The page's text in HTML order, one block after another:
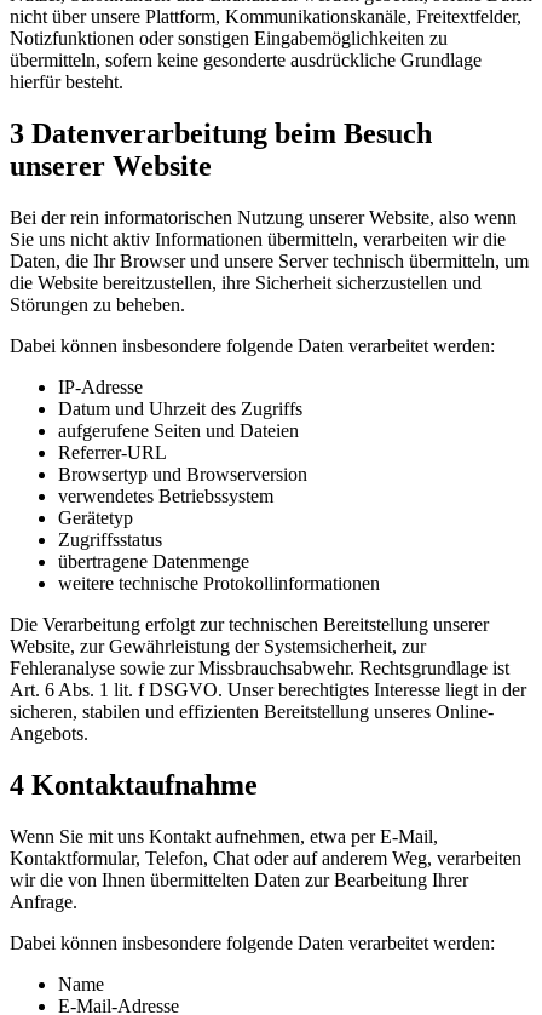
nicht über unsere Plattform, Kommunikationskanäle, Freitextfelder,
Notizfunktionen oder sonstigen Eingabemöglichkeiten zu
übermitteln, sofern keine gesonderte ausdrückliche Grundlage
hierfür besteht.
3 Datenverarbeitung beim Besuch
unserer Website
Bei der rein informatorischen Nutzung unserer Website, also wenn
Sie uns nicht aktiv Informationen übermitteln, verarbeiten wir die
Daten, die Ihr Browser und unsere Server technisch übermitteln, um
die Website bereitzustellen, ihre Sicherheit sicherzustellen und
Störungen zu beheben.
Dabei können insbesondere folgende Daten verarbeitet werden:
IP-Adresse
Datum und Uhrzeit des Zugriffs
aufgerufene Seiten und Dateien
Referrer-URL
Browsertyp und Browserversion
verwendetes Betriebssystem
Gerätetyp
Zugriffsstatus
übertragene Datenmenge
weitere technische Protokollinformationen
Die Verarbeitung erfolgt zur technischen Bereitstellung unserer
Website, zur Gewährleistung der Systemsicherheit, zur
Fehleranalyse sowie zur Missbrauchsabwehr. Rechtsgrundlage ist
Art. 6 Abs. 1 lit. f DSGVO. Unser berechtigtes Interesse liegt in der
sicheren, stabilen und effizienten Bereitstellung unseres Online-
Angebots.
4 Kontaktaufnahme
Wenn Sie mit uns Kontakt aufnehmen, etwa per E-Mail,
Kontaktformular, Telefon, Chat oder auf anderem Weg, verarbeiten
wir die von Ihnen übermittelten Daten zur Bearbeitung Ihrer
Anfrage.
Dabei können insbesondere folgende Daten verarbeitet werden:
Name
E-Mail-Adresse